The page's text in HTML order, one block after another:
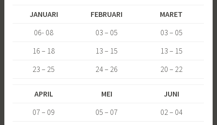
JANUARI FEBRUARI
MARET
06- 08
03 – 05
03 – 05
16 – 18
13 – 15
13 – 15
23 – 25
24 – 26 20 – 22
APRIL MEI
JUNI
07 – 09
05 – 07
02 – 04